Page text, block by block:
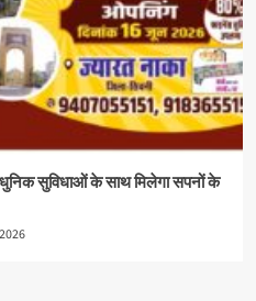
सुविधाओं के साथ मिलेगा सपनों के